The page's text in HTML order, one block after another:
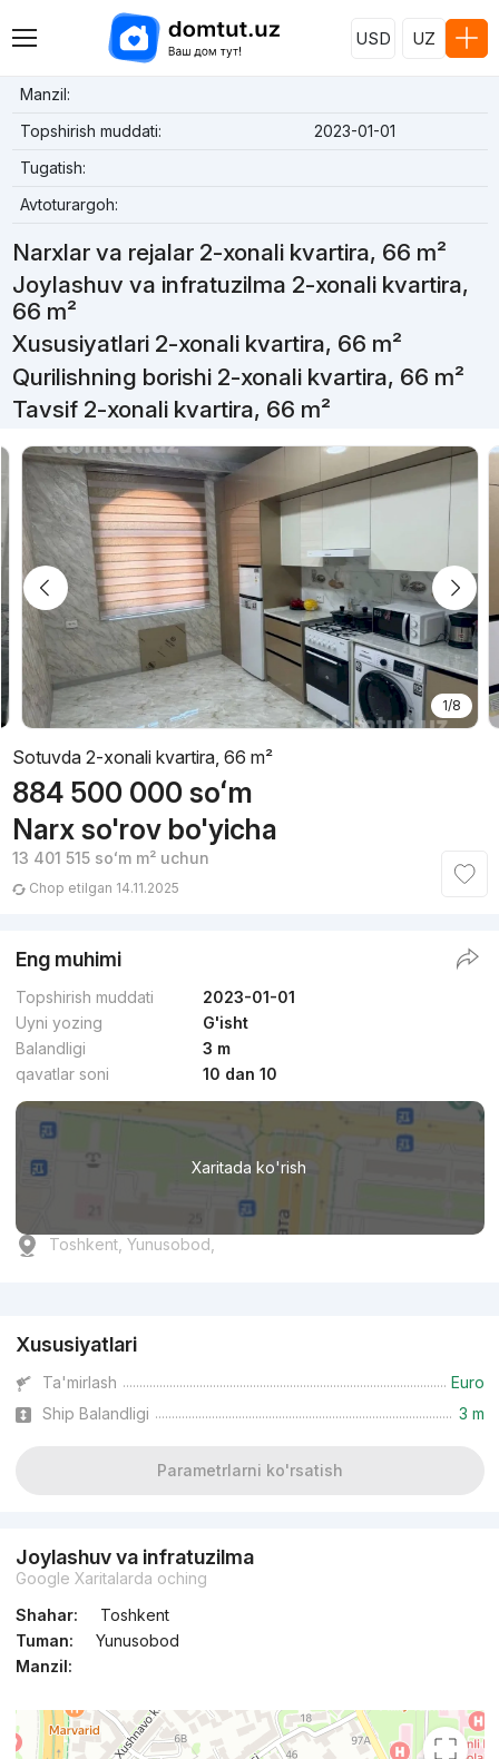
USD UZ
Manzil:
Topshirish muddati:
2023-01-01
Tugatish:
Avtoturargoh:
Narxlar va rejalar 2-xonali kvartira, 66 m²
Joylashuv va infratuzilma 2-xonali kvartira,
66 m²
Xususiyatlari 2-xonali kvartira, 66 m²
Qurilishning borishi 2-xonali kvartira, 66 m²
Tavsif 2-xonali kvartira, 66 m²
1/8
Sotuvda 2-xonali kvartira, 66 m²
884 500 000 soʻm
Narx so'rov bo'yicha
13 401 515 soʻmm² uchun
Chop etilgan 14.11.2025
Eng muhimi
Topshirish muddati
2023-01-01
Uyni yozing
G'isht
Balandligi
3 m
qavatlar soni
10 dan 10
Xaritada ko'rish
Toshkent, Yunusobod,
Xususiyatlari
Ta'mirlash
Euro
Ship Balandligi
3 m
Parametrlarni ko'rsatish
Joylashuv va infratuzilma
Google Xaritalarda oching
Shahar:
Toshkent
Tuman:
Yunusobod
Manzil: